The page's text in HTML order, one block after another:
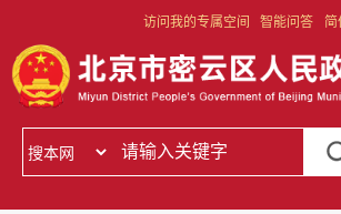
访问我的专属空间 智能问答 简